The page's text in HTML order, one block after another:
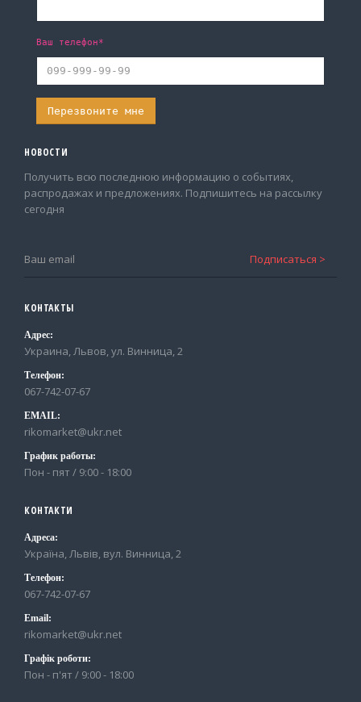
Ваш телефон*
НОВОСТИ
Получить всю последнюю информацию о событиях,
распродажах и предложениях. Подпишитесь на рассылку
сегодня
КОНТАКТЫ
Адрес:
Украина, Львов, ул. Винница, 2
Телефон:
067-742-07-67
EMAIL:
rikomarket@ukr.net
График работы:
Пон - пят / 9:00 - 18:00
КОНТАКТИ
Адреса:
Україна, Львів, вул. Винница, 2
Телефон:
067-742-07-67
Email:
rikomarket@ukr.net
Графік роботи:
Пон - п'ят / 9:00 - 18:00